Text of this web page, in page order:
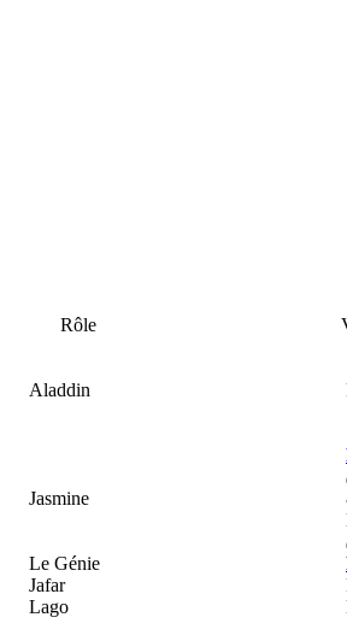
Rôle
Aladdin
Jasmine
Le Génie
Jafar
Lago